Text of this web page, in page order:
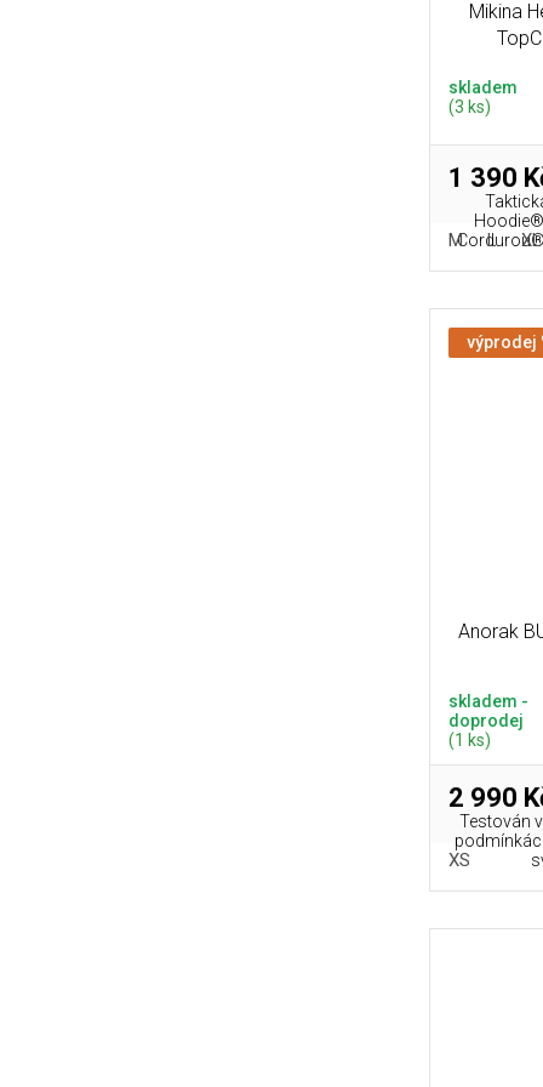
Mikina
skladem
(3 ks)
1 390
Cordurou®
M L XL
výprodej
Anorak
skladem -
doprodej
(1 ks)
2 990
Testován
XS